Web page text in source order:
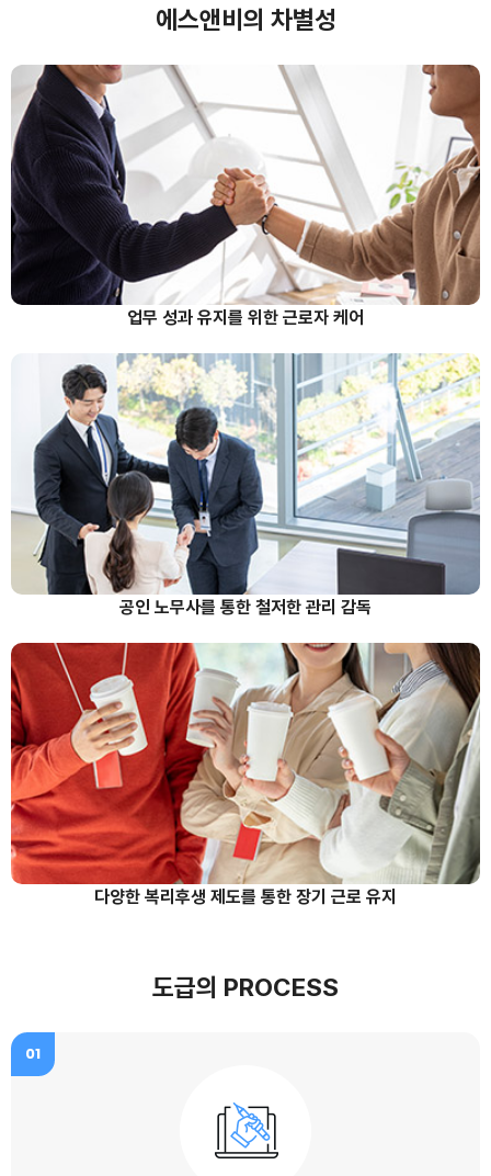
에스앤비의 차별성
업무 성과 유지를 위한 근로자 케어
공인 노무사를 통한 철저한 관리 감독
다양한 복리후생 제도를 통한 장기 근로 유지
도급의 PROCESS
01